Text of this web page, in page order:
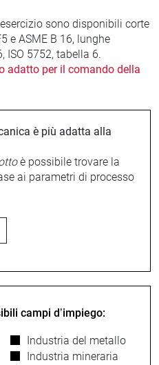
sono disponibili corte
e ASME B 16, lunghe
ISO 5752, tabella 6.
adatto per il comando della
è più adatta alla
è possibile trovare la
ai parametri di processo
campi d’impiego:
Industria del metallo
Industria mineraria